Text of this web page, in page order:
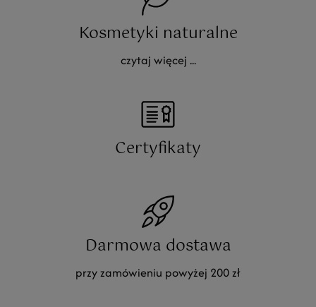
Kosmetyki naturalne
czytaj więcej ...
Certyfikaty
Darmowa dostawa
przy zamówieniu powyżej 200 zł